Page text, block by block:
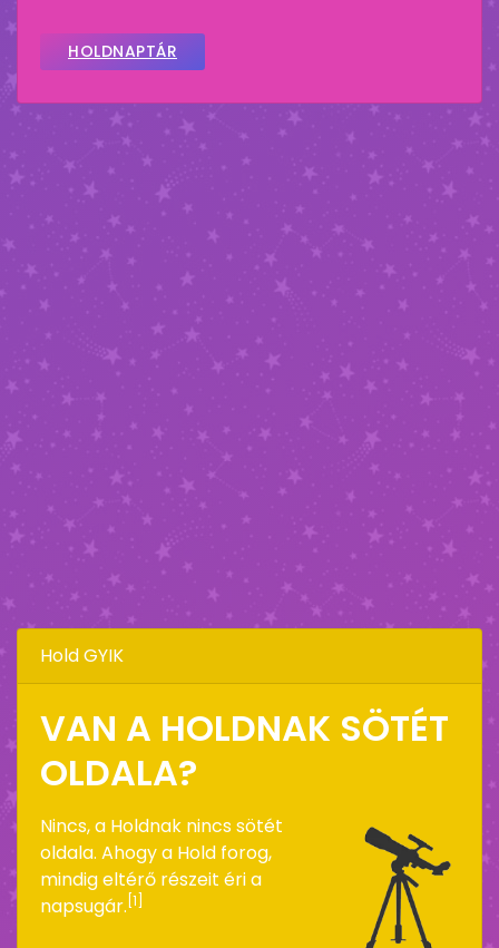
HOLDNAPTÁR
Hold GYIK
VAN A HOLDNAK SÖTÉT
OLDALA?
Nincs, a Holdnak nincs sötét
oldala. Ahogy a Hold forog,
mindig eltérő részeit éri a
napsugár. [1]